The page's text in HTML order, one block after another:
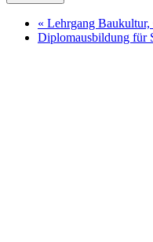
« Lehrgang
Diplomausbildung für